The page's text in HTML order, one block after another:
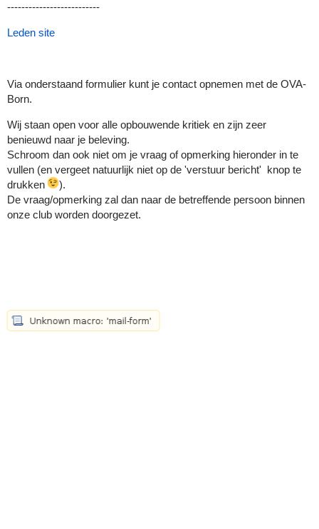
--------------------------
Leden site
Via onderstaand formulier kunt je contact opnemen met de OVA-
Born.
Wij staan open voor alle opbouwende kritiek en zijn zeer
benieuwd naar je beleving.
Schroom dan ook niet om je vraag of opmerking hieronder in te
vullen (en vergeet natuurlijk niet op de 'verstuur bericht' knop te
drukken
).
De vraag/opmerking zal dan naar de betreffende persoon binnen
onze club worden doorgezet.